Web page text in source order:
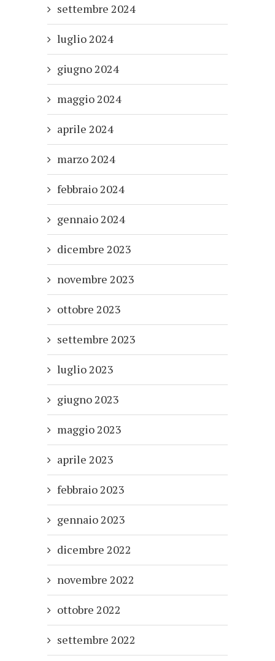
settembre 2024
luglio 2024
giugno 2024
maggio 2024
aprile 2024
marzo 2024
febbraio 2024
gennaio 2024
dicembre 2023
novembre 2023
ottobre 2023
settembre 2023
luglio 2023
giugno 2023
maggio 2023
aprile 2023
febbraio 2023
gennaio 2023
dicembre 2022
novembre 2022
ottobre 2022
settembre 2022